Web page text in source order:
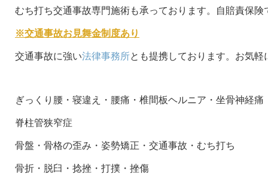
むち打ち交通事故専門施術も承っております。自賠責保険
※交通事故お見舞金制度あり
交通事故に強い法律事務所とも提携しております。お気軽
ぎっくり腰・寝違え・腰痛・椎間板ヘルニア・坐骨神経痛
脊柱管狭窄症
骨盤・骨格の歪み・姿勢矯正・交通事故・むち打ち
骨折・脱臼・捻挫・打撲・挫傷